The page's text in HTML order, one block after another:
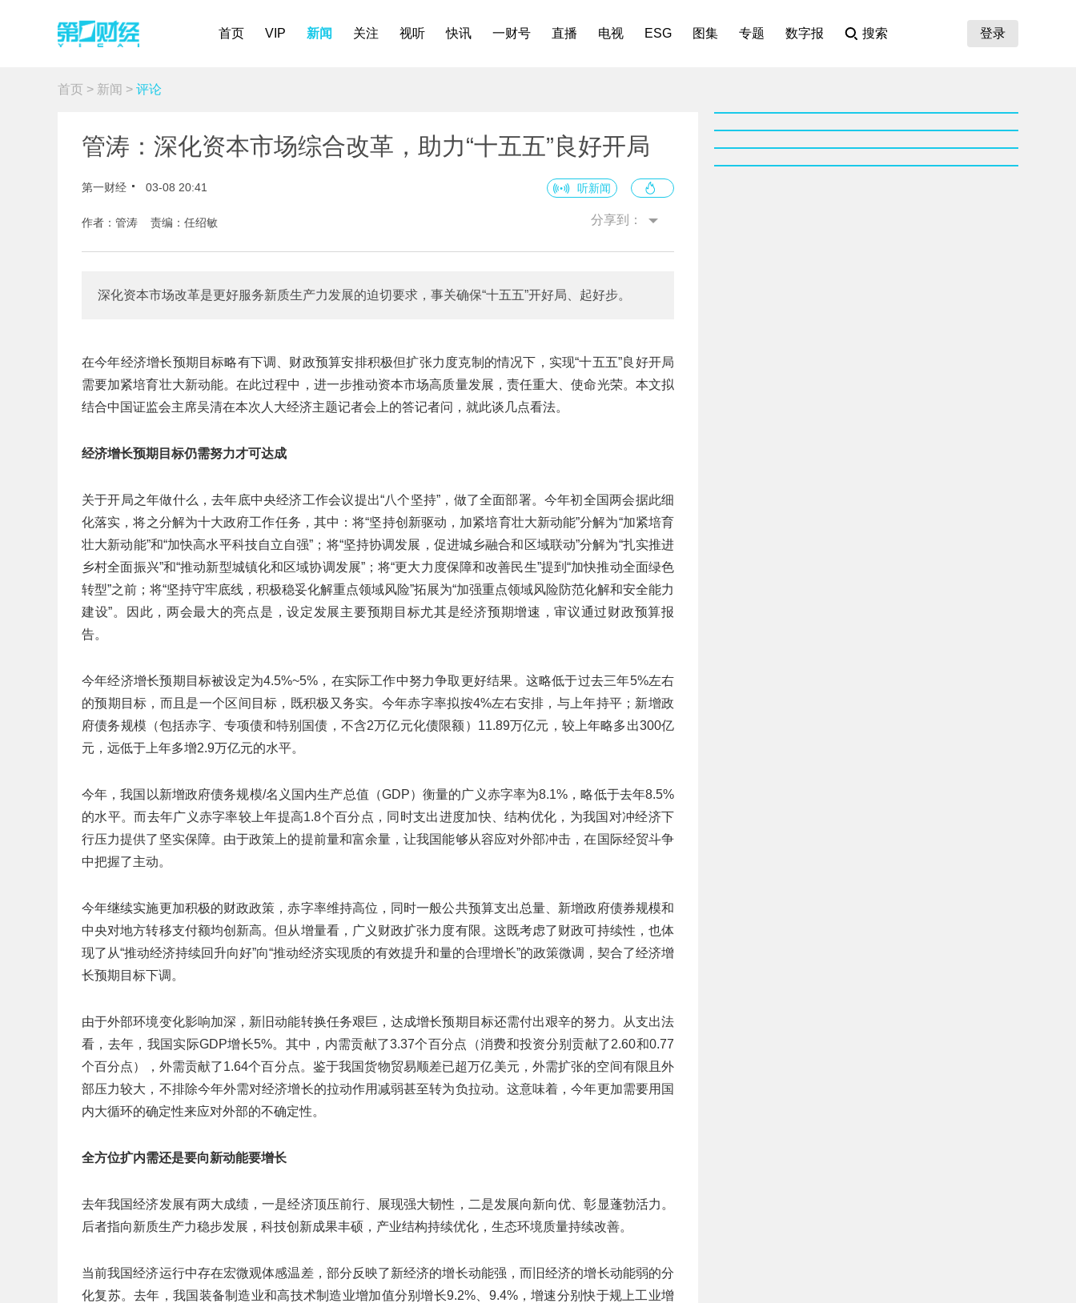
首页 VIP 新闻 关注 视听 快讯 一财号 直播 电视 ESG 图集 专题 数字报 搜索 登录
首页 > 新闻 > 评论
管涛：深化资本市场综合改革，助力“十五五”良好开局
第一财经 03-08 20:41 听新闻
作者：管涛 责编：任绍敏 分享到：
深化资本市场改革是更好服务新质生产力发展的迫切要求，事关确保“十五五”开好局、起好步。
在今年经济增长预期目标略有下调、财政预算安排积极但扩张力度克制的情况下，实现“十五五”良好开局
需要加紧培育壮大新动能。在此过程中，进一步推动资本市场高质量发展，责任重大、使命光荣。本文拟
结合中国证监会主席吴清在本次人大经济主题记者会上的答记者问，就此谈几点看法。
经济增长预期目标仍需努力才可达成
关于开局之年做什么，去年底中央经济工作会议提出“八个坚持”，做了全面部署。今年初全国两会据此细
化落实，将之分解为十大政府工作任务，其中：将“坚持创新驱动，加紧培育壮大新动能”分解为“加紧培育
壮大新动能”和“加快高水平科技自立自强”；将“坚持协调发展，促进城乡融合和区域联动”分解为“扎实推进
乡村全面振兴”和“推动新型城镇化和区域协调发展”；将“更大力度保障和改善民生”提到“加快推动全面绿色
转型”之前；将“坚持守牢底线，积极稳妥化解重点领域风险”拓展为“加强重点领域风险防范化解和安全能力
建设”。因此，两会最大的亮点是，设定发展主要预期目标尤其是经济预期增速，审议通过财政预算报
告。
今年经济增长预期目标被设定为4.5%~5%，在实际工作中努力争取更好结果。这略低于过去三年5%左右
的预期目标，而且是一个区间目标，既积极又务实。今年赤字率拟按4%左右安排，与上年持平；新增政
府债务规模（包括赤字、专项债和特别国债，不含2万亿元化债限额）11.89万亿元，较上年略多出300亿
元，远低于上年多增2.9万亿元的水平。
今年，我国以新增政府债务规模/名义国内生产总值（GDP）衡量的广义赤字率为8.1%，略低于去年8.5%
的水平。而去年广义赤字率较上年提高1.8个百分点，同时支出进度加快、结构优化，为我国对冲经济下
行压力提供了坚实保障。由于政策上的提前量和富余量，让我国能够从容应对外部冲击，在国际经贸斗争
中把握了主动。
今年继续实施更加积极的财政政策，赤字率维持高位，同时一般公共预算支出总量、新增政府债券规模和
中央对地方转移支付额均创新高。但从增量看，广义财政扩张力度有限。这既考虑了财政可持续性，也体
现了从“推动经济持续回升向好”向“推动经济实现质的有效提升和量的合理增长”的政策微调，契合了经济增
长预期目标下调。
由于外部环境变化影响加深，新旧动能转换任务艰巨，达成增长预期目标还需付出艰辛的努力。从支出法
看，去年，我国实际GDP增长5%。其中，内需贡献了3.37个百分点（消费和投资分别贡献了2.60和0.77
个百分点），外需贡献了1.64个百分点。鉴于我国货物贸易顺差已超万亿美元，外需扩张的空间有限且外
部压力较大，不排除今年外需对经济增长的拉动作用减弱甚至转为负拉动。这意味着，今年更加需要用国
内大循环的确定性来应对外部的不确定性。
全方位扩内需还是要向新动能要增长
去年我国经济发展有两大成绩，一是经济顶压前行、展现强大韧性，二是发展向新向优、彰显蓬勃活力。
后者指向新质生产力稳步发展，科技创新成果丰硕，产业结构持续优化，生态环境质量持续改善。
当前我国经济运行中存在宏微观体感温差，部分反映了新经济的增长动能强，而旧经济的增长动能弱的分
化复苏。去年，我国装备制造业和高技术制造业增加值分别增长9.2%、9.4%，增速分别快于规上工业增